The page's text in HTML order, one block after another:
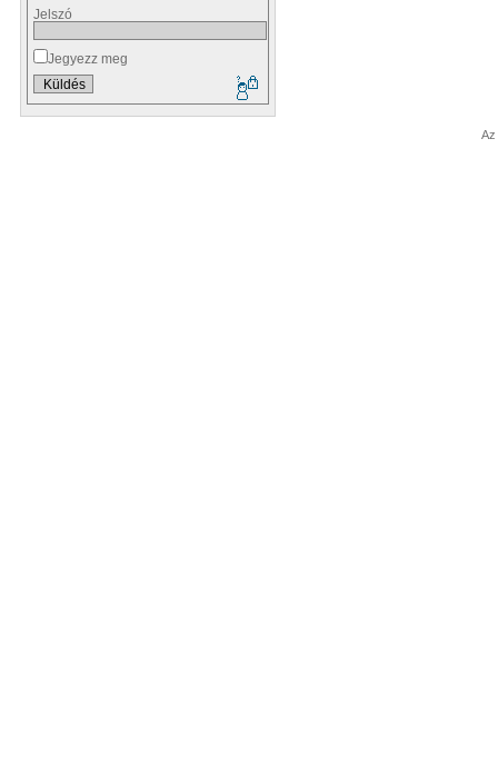
Jelszó
Jegyezz meg
Az